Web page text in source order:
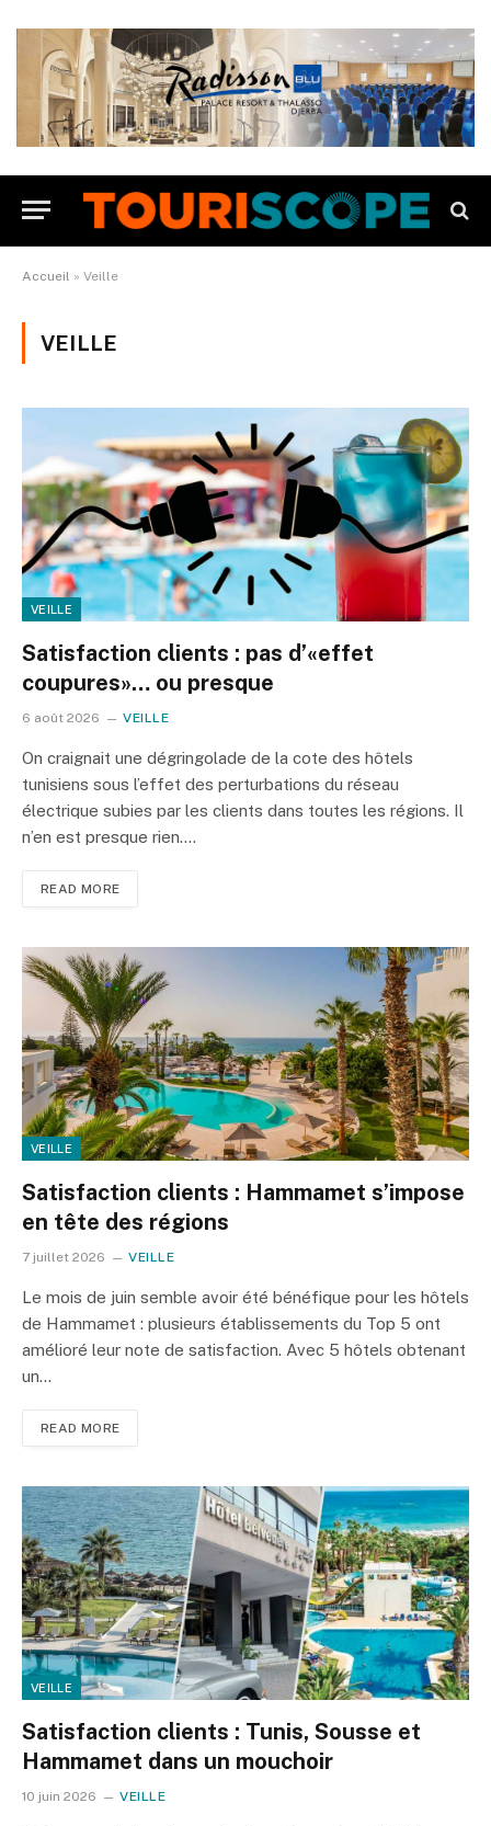
Accueil » Veille
VEILLE
VEILLE
Satisfaction clients : pas d’«effet
coupures»… ou presque
6 août 2026 VEILLE
On craignait une dégringolade de la cote des hôtels
tunisiens sous l’effet des perturbations du réseau
électrique subies par les clients dans toutes les régions. Il
n’en est presque rien.…
READ MORE
VEILLE
Satisfaction clients : Hammamet s’impose
en tête des régions
7 juillet 2026 VEILLE
Le mois de juin semble avoir été bénéfique pour les hôtels
de Hammamet : plusieurs établissements du Top 5 ont
amélioré leur note de satisfaction. Avec 5 hôtels obtenant
un…
READ MORE
VEILLE
Satisfaction clients : Tunis, Sousse et
Hammamet dans un mouchoir
10 juin 2026 VEILLE